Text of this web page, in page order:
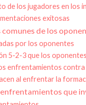
de los jugadores en los
exitosas
comunes de los
por los oponentes
5-2-3 que los
enfrentamientos
al enfrentar la
que